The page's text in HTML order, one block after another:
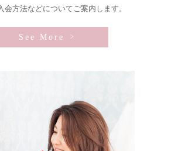
会方法などについてご案内します。
See More